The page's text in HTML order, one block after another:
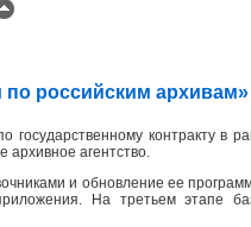
по российским архивам»
государственному контракту в
архивное агентство.
и обновление ее
На третьем этапе